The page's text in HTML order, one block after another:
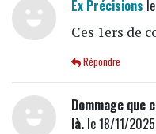
Ex Précisions
Ces 1ers de
Répondre
Dommage
là.le 18/11/2025